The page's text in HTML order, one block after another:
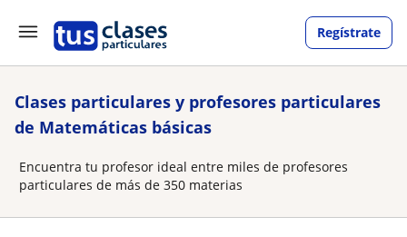
Regístrate
Clases particulares y profesores particulares
de Matemáticas básicas
Encuentra tu profesor ideal entre miles de profesores
particulares de más de 350 materias